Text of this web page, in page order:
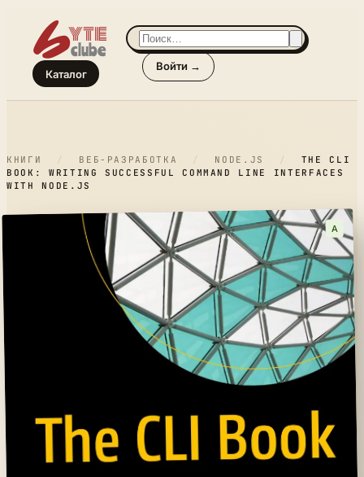
Каталог
Войти →
КНИГИ / ВЕБ-РАЗРАБОТКА / NODE.JS /
THE CLI
BOOK: WRITING SUCCESSFUL COMMAND LINE INTERFACES
WITH NODE.JS
A